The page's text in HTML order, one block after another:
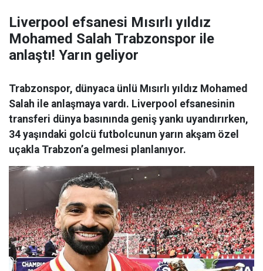
Liverpool efsanesi Mısırlı yıldız
Mohamed Salah Trabzonspor ile
anlaştı! Yarın geliyor
Trabzonspor, dünyaca ünlü Mısırlı yıldız Mohamed
Salah ile anlaşmaya vardı. Liverpool efsanesinin
transferi dünya basınında geniş yankı uyandırırken,
34 yaşındaki golcü futbolcunun yarın akşam özel
uçakla Trabzon’a gelmesi planlanıyor.